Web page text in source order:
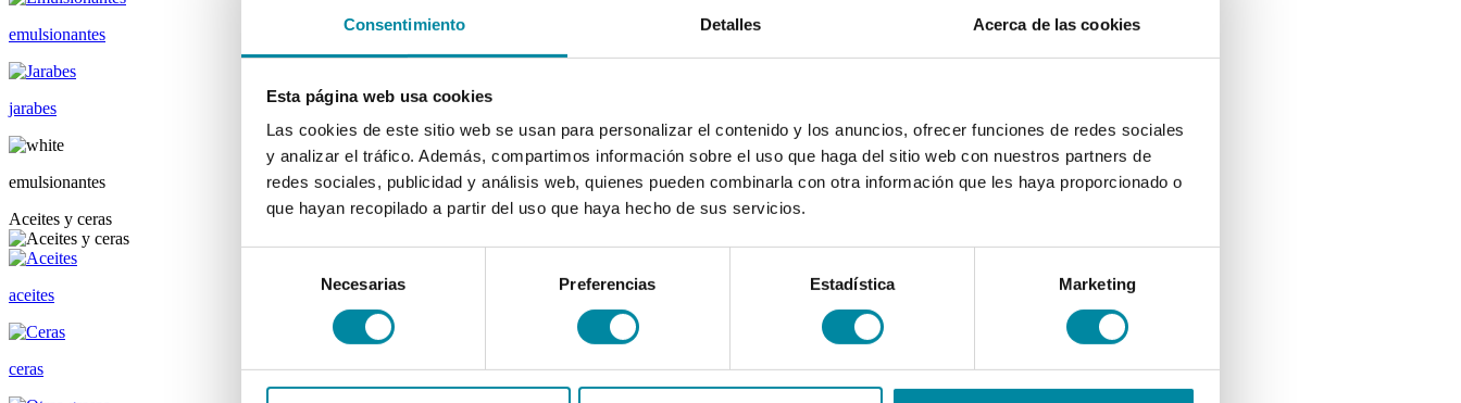
Consentimiento Detalles Acerca de las cookies
Esta página web usa cookies
Las cookies de este sitio web se usan para personalizar el contenido y los anuncios, ofrecer funciones de redes sociales
y analizar el tráfico. Además, compartimos información sobre el uso que haga del sitio web con nuestros partners de
redes sociales, publicidad y análisis web, quienes pueden combinarla con otra información que les haya proporcionado o
que hayan recopilado a partir del uso que haya hecho de sus servicios.
consentimiento
Necesarias Preferencias Estadística Marketing
emulsionantes
jarabes
emulsionantes
Aceites y ceras
aceites
ceras